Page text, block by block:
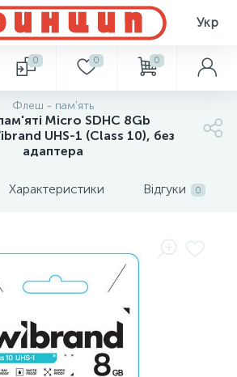
Укр
0 0 0
Флеш - пам'ять
Micro SDHC 8Gb
UHS-1 (Сlass 10), без
адаптера
Характеристики Відгуки 0